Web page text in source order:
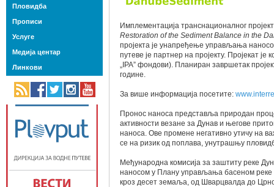
Имплементација транснационалног
Restoration of the Sediment Balance in the
пројекта је унапређење управљања
путеве је партнер на пројекту. Пројекат
„IPA” фондови). Планиран завршетак
године.
За више информација посетите:
Пронос наноса представља природан
активности везане за Дунав и његове
наноса. Ове промене негативно утичу на
се на ризик од поплава, унутрашњу
Међународна комисија за заштиту реке
наносом у Плану управљања басеном реке
кроз десет земаља, од Шварцвалда до
Пловидба
Прописи
Услуге
Медија центар
Линкови